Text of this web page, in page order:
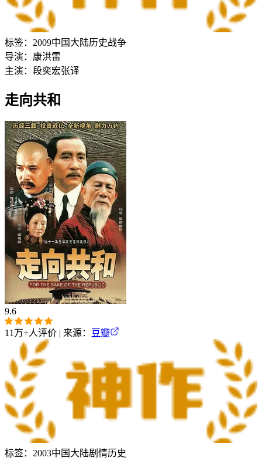
标签： 2009中国大陆历史战争
导演： 康洪雷
主演： 段奕宏张译
走向共和
9.6
11万+人评价 | 来源： 豆瓣
标签： 2003中国大陆剧情历史